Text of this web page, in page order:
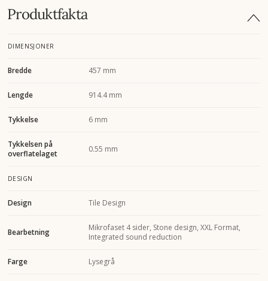
Produktfakta
DIMENSJONER
Bredde 457 mm
Lengde 914.4 mm
Tykkelse 6 mm
Tykkelsen på
overflatelaget
0.55 mm
DESIGN
Design Tile Design
Bearbetning
Mikrofaset 4 sider, Stone design, XXL Format,
Integrated sound reduction
Farge Lysegrå